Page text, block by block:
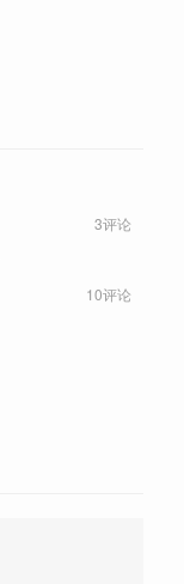
3评论
10评论